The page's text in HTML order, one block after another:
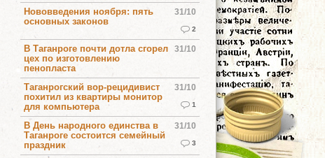
31/10
2
Нововведения ноября: пять
основных законов
31/10
В Таганроге почти дотла сгорел
цех по изготовлению
пенопласта
31/10
1
Таганрогский вор-рецидивист
похитил из квартиры монитор
для компьютера
31/10
3
В День народного единства в
Таганроге состоится семейный
праздник